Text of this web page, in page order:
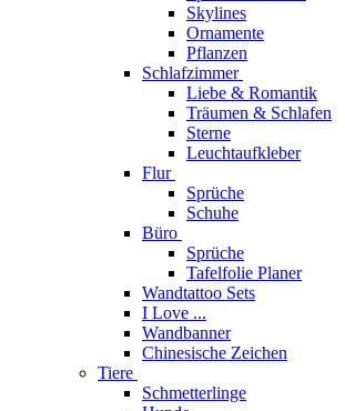
Skylines
Ornamente
Pflanzen
Schlafzimmer
Liebe & Romantik
Träumen & Schlafen
Sterne
Leuchtaufkleber
Flur
Sprüche
Schuhe
Büro
Sprüche
Tafelfolie Planer
Wandtattoo Sets
I Love ...
Wandbanner
Chinesische Zeichen
Tiere
Schmetterlinge